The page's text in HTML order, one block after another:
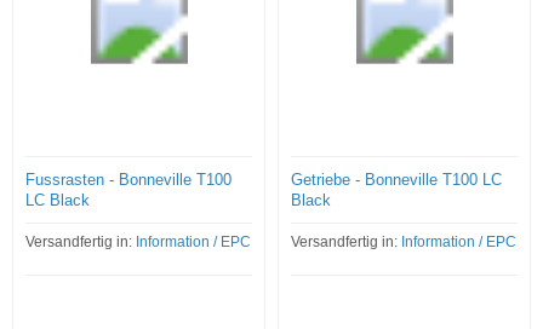
Fussrasten - Bonneville T100
LC Black
Versandfertig in: Information / EPC
Getriebe - Bonneville T100 LC
Black
Versandfertig in: Information / EPC